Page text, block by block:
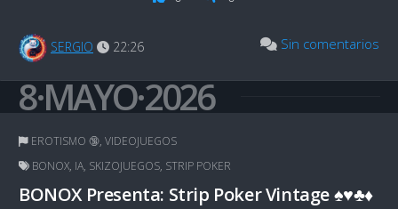
SERGIO 22:26 Sin comentarios
8·MAYO·2026
EROTISMO 🔞, VIDEOJUEGOS
BONOX, IA, SKIZOJUEGOS, STRIP POKER
BONOX Presenta: Strip Poker Vintage ♠️♥️♣️♦️